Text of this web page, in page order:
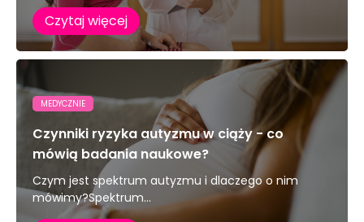
Czytaj więcej
MEDYCZNIE
Czynniki ryzyka autyzmu w ciąży - co
mówią badania naukowe?
Czym jest spektrum autyzmu i dlaczego o nim
mówimy?Spektrum...